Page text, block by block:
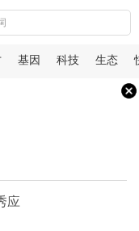
基因 科技 生态
应